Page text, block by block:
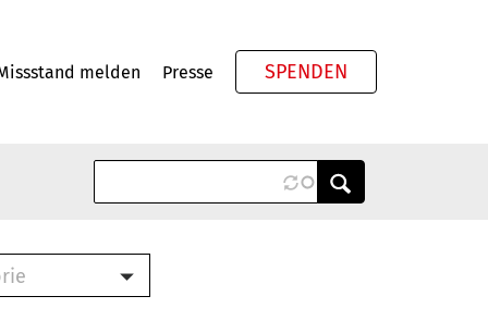
melden Presse SPENDEN